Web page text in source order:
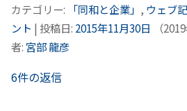
カテゴリー: 「同和と企業」 , ウェブ
ント | 投稿日: 2015年11月30日 （
者: 宮部 龍彦
6件の返信